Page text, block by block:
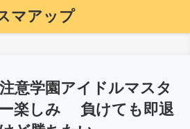
マアップ
意学園アイドルマスタ
楽しみ 負けても即退